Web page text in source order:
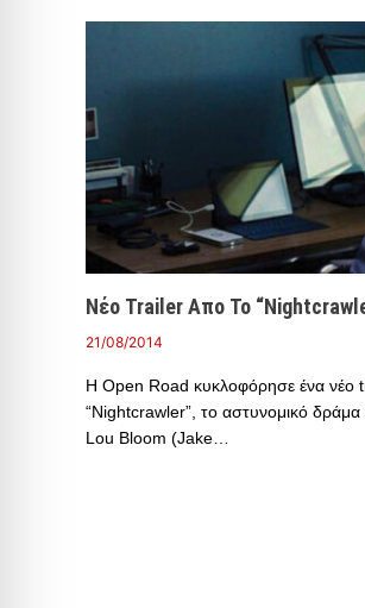
Νέο Trailer Απο Το
21/08/2014
Η Open Road κυκλοφόρησε ένα νέο
“Nightcrawler”, το αστυνομικό
Lou Bloom (Jake…